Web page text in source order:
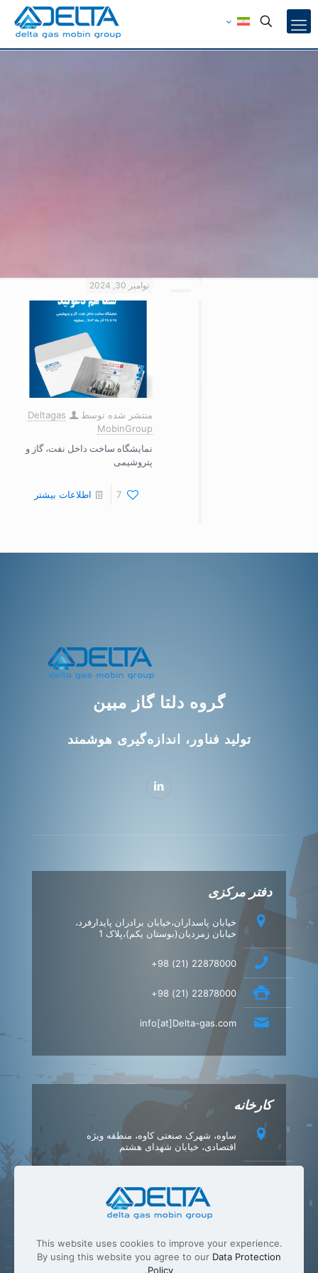
نوامبر 30, 2024
منتشر شده توسط
Deltagas
MobinGroup
نمایشگاه ساخت داخل نفت، گاز و
پتروشیمی
7 اطلاعات بیشتر
گروه دلتا گاز مبین
تولید فناور، اندازه‌گیری هوشمند
دفتر مرکزی
خیابان پاسداران،خیابان برادران پایدارفرد،
خیابان زمردیان(بوستان یکم)،پلاک 1
22878000 (21) 98+
22878000 (21) 98+
info[at]Delta-gas.com
کارخانه
ساوه، شهرک صنعتی کاوه، منطقه ویژه
اقتصادی، خیابان شهدای هشتم
42347549 (86) 98+
This website uses cookies to improve your experience.
By using this website you agree to our Data Protection
Policy
.